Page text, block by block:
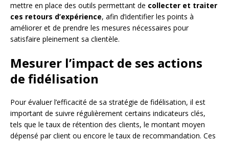
mettre en place des outils permettant de collecter et traiter
ces retours d’expérience, afin d’identifier les points à
améliorer et de prendre les mesures nécessaires pour
satisfaire pleinement sa clientèle.
Mesurer l’impact de ses actions
de fidélisation
Pour évaluer l’efficacité de sa stratégie de fidélisation, il est
important de suivre régulièrement certains indicateurs clés,
tels que le taux de rétention des clients, le montant moyen
dépensé par client ou encore le taux de recommandation. Ces